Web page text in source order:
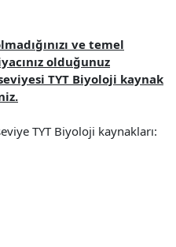
ve temel
olduğunuz
TYT Biyoloji kaynak
TYT Biyoloji kaynakları: